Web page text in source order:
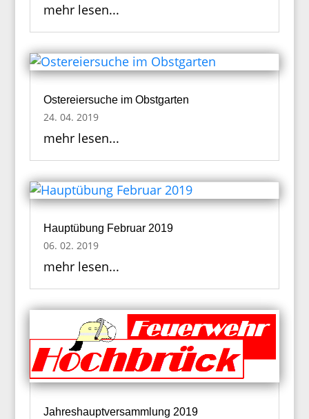
mehr lesen...
Ostereiersuche im Obstgarten
24. 04. 2019
mehr lesen...
Hauptübung Februar 2019
06. 02. 2019
mehr lesen...
Jahreshauptversammlung 2019